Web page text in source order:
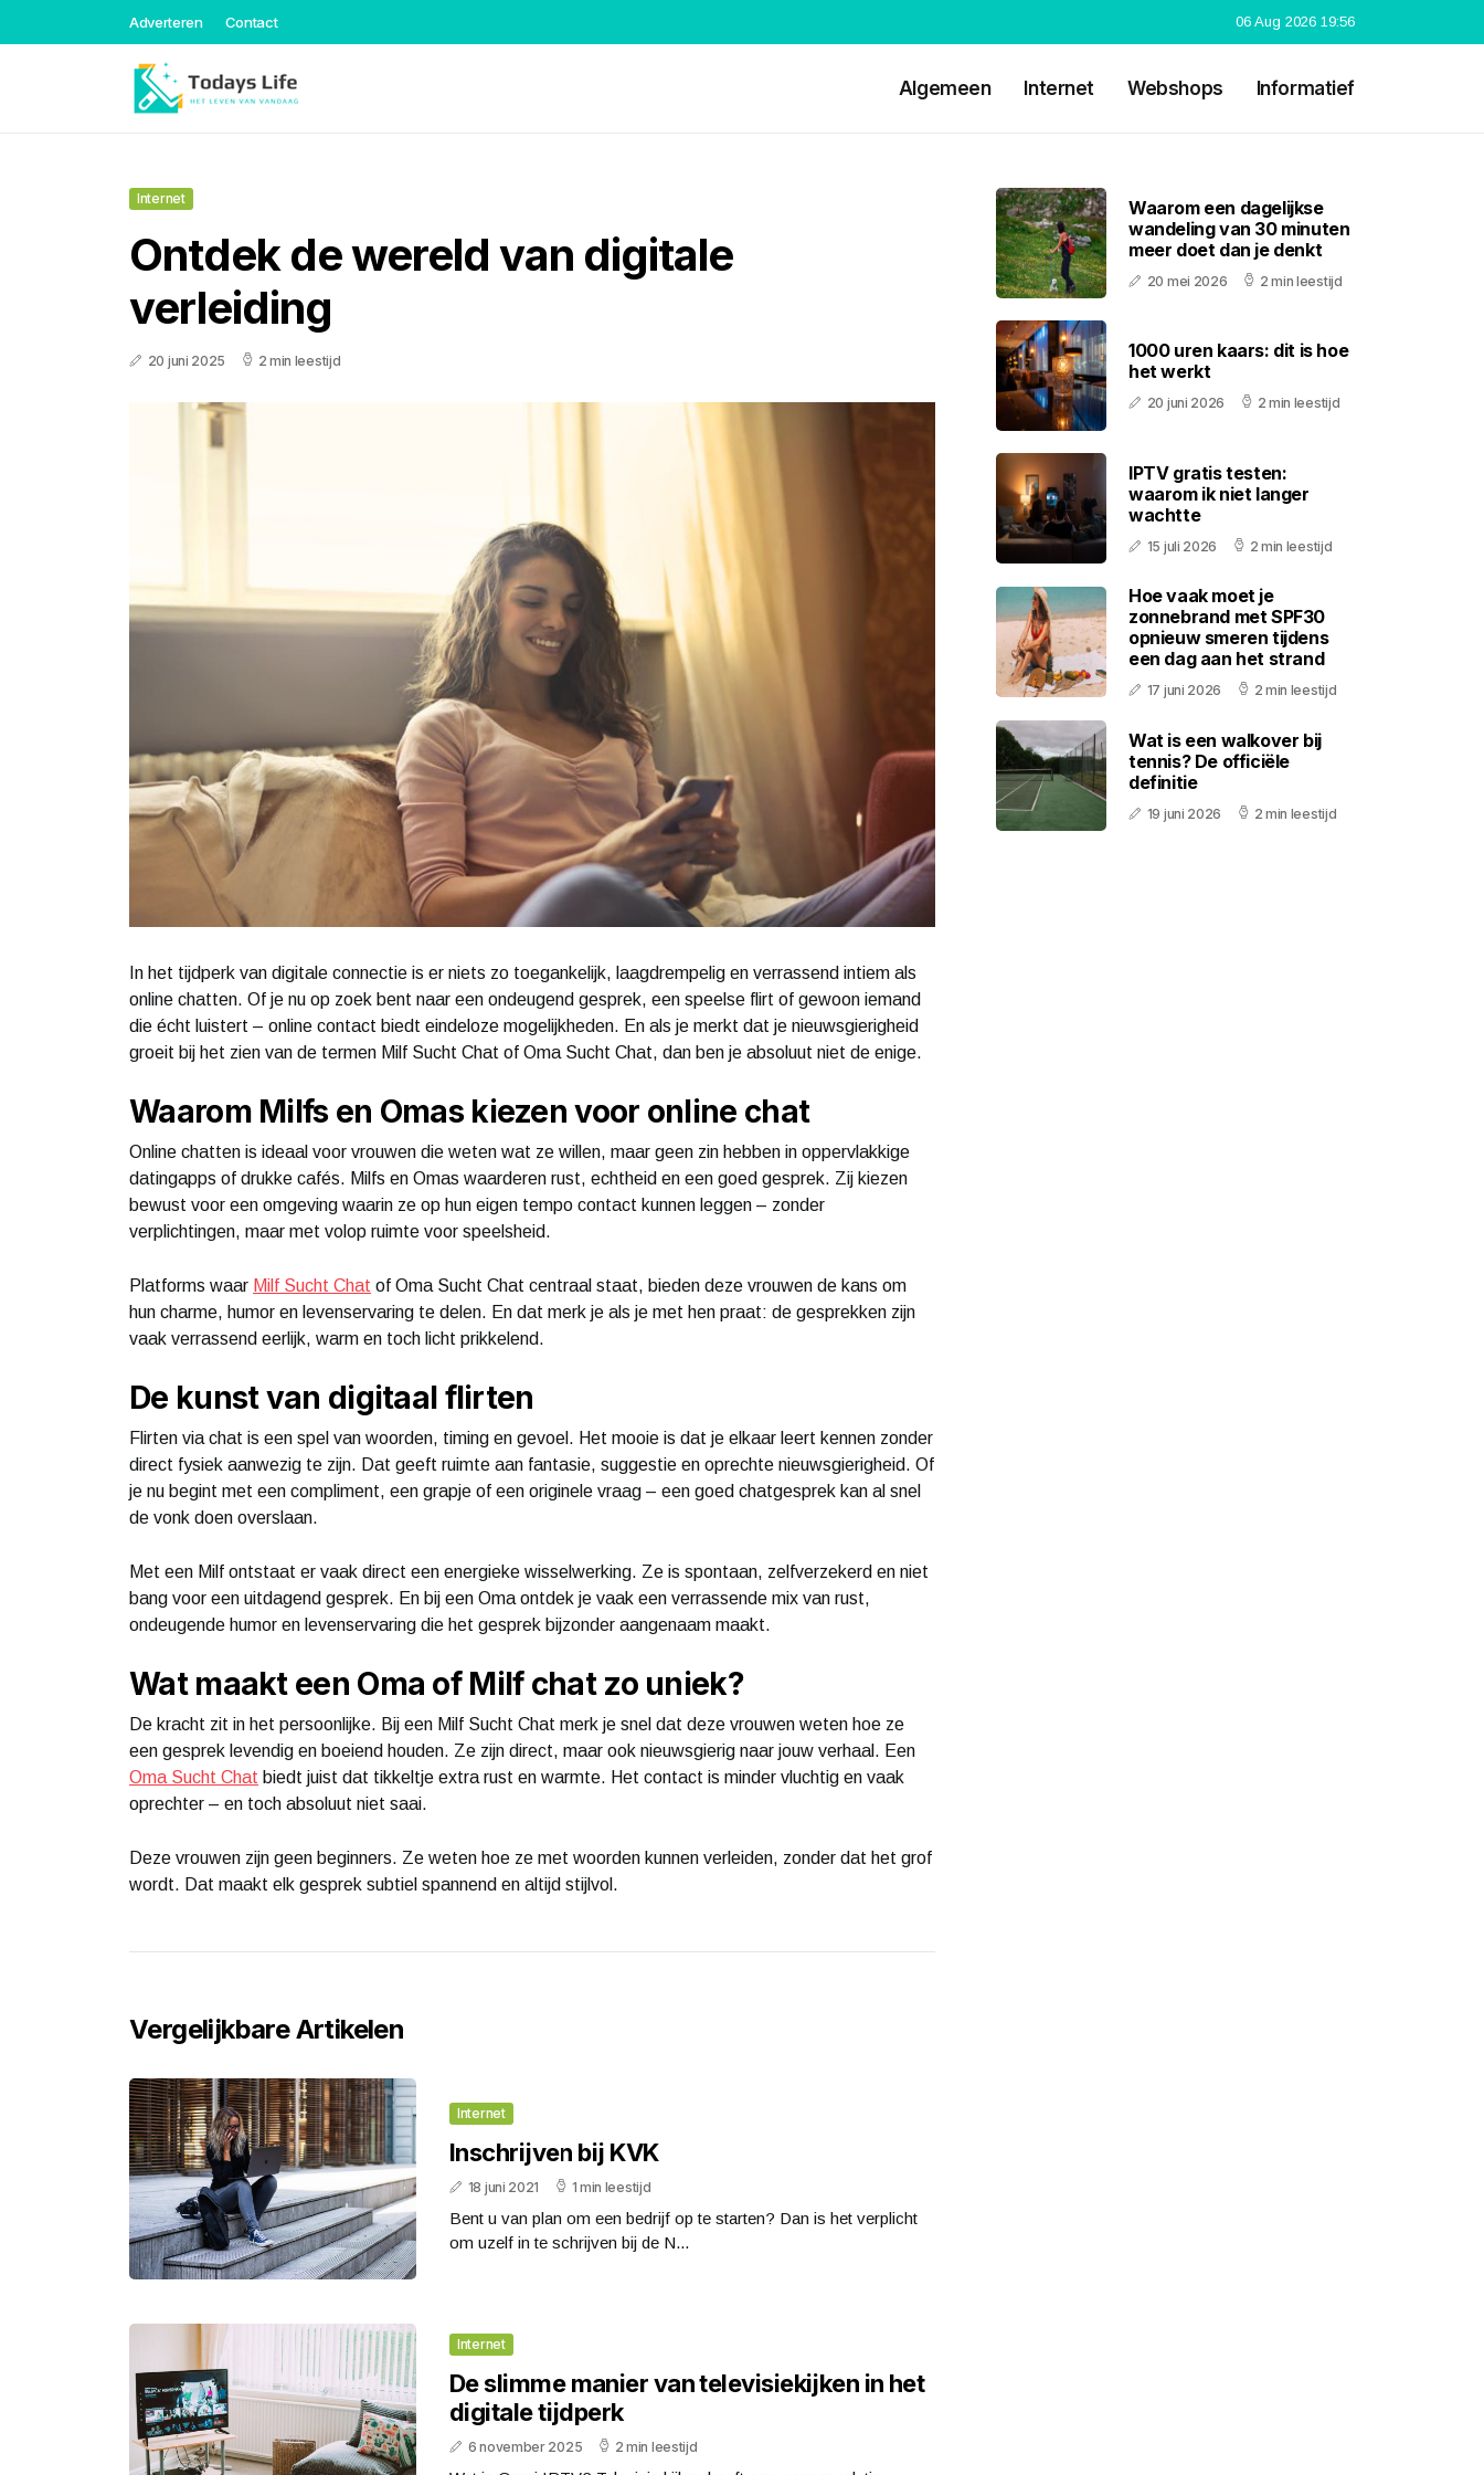
Adverteren Contact 06 Aug 2026 19:56
Algemeen Internet Webshops Informatief
Internet
Ontdek de wereld van digitale
verleiding
20 juni 2025 2 min leestijd
In het tijdperk van digitale connectie is er niets zo toegankelijk, laagdrempelig en verrassend intiem als
online chatten. Of je nu op zoek bent naar een ondeugend gesprek, een speelse flirt of gewoon iemand
die écht luistert – online contact biedt eindeloze mogelijkheden. En als je merkt dat je nieuwsgierigheid
groeit bij het zien van de termen Milf Sucht Chat of Oma Sucht Chat, dan ben je absoluut niet de enige.
Waarom Milfs en Omas kiezen voor online chat
Online chatten is ideaal voor vrouwen die weten wat ze willen, maar geen zin hebben in oppervlakkige
datingapps of drukke cafés. Milfs en Omas waarderen rust, echtheid en een goed gesprek. Zij kiezen
bewust voor een omgeving waarin ze op hun eigen tempo contact kunnen leggen – zonder
verplichtingen, maar met volop ruimte voor speelsheid.
Platforms waar Milf Sucht Chat of Oma Sucht Chat centraal staat, bieden deze vrouwen de kans om
hun charme, humor en levenservaring te delen. En dat merk je als je met hen praat: de gesprekken zijn
vaak verrassend eerlijk, warm en toch licht prikkelend.
De kunst van digitaal flirten
Flirten via chat is een spel van woorden, timing en gevoel. Het mooie is dat je elkaar leert kennen zonder
direct fysiek aanwezig te zijn. Dat geeft ruimte aan fantasie, suggestie en oprechte nieuwsgierigheid. Of
je nu begint met een compliment, een grapje of een originele vraag – een goed chatgesprek kan al snel
de vonk doen overslaan.
Met een Milf ontstaat er vaak direct een energieke wisselwerking. Ze is spontaan, zelfverzekerd en niet
bang voor een uitdagend gesprek. En bij een Oma ontdek je vaak een verrassende mix van rust,
ondeugende humor en levenservaring die het gesprek bijzonder aangenaam maakt.
Wat maakt een Oma of Milf chat zo uniek?
De kracht zit in het persoonlijke. Bij een Milf Sucht Chat merk je snel dat deze vrouwen weten hoe ze
een gesprek levendig en boeiend houden. Ze zijn direct, maar ook nieuwsgierig naar jouw verhaal. Een
Oma Sucht Chat biedt juist dat tikkeltje extra rust en warmte. Het contact is minder vluchtig en vaak
oprechter – en toch absoluut niet saai.
Deze vrouwen zijn geen beginners. Ze weten hoe ze met woorden kunnen verleiden, zonder dat het grof
wordt. Dat maakt elk gesprek subtiel spannend en altijd stijlvol.
Vergelijkbare Artikelen
Internet
Inschrijven bij KVK
18 juni 2021 1 min leestijd
Bent u van plan om een bedrijf op te starten? Dan is het verplicht
om uzelf in te schrijven bij de N...
Internet
De slimme manier van televisiekijken in het
digitale tijdperk
6 november 2025 2 min leestijd
Waarom een dagelijkse
wandeling van 30 minuten
meer doet dan je denkt
20 mei 2026 2 min leestijd
1000 uren kaars: dit is hoe
het werkt
20 juni 2026 2 min leestijd
IPTV gratis testen:
waarom ik niet langer
wachtte
15 juli 2026 2 min leestijd
Hoe vaak moet je
zonnebrand met SPF30
opnieuw smeren tijdens
een dag aan het strand
17 juni 2026 2 min leestijd
Wat is een walkover bij
tennis? De officiële
definitie
19 juni 2026 2 min leestijd